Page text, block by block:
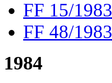
FF 15/1983
FF 48/1983
1984